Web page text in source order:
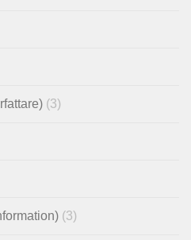
(3)
(3)